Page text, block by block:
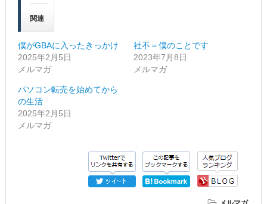
関連
僕がGBAに入ったきっかけ
2025年2月5日
メルマガ
社不＝僕のことです
2023年7月8日
メルマガ
パソコン転売を始めてから
の生活
2025年2月5日
メルマガ